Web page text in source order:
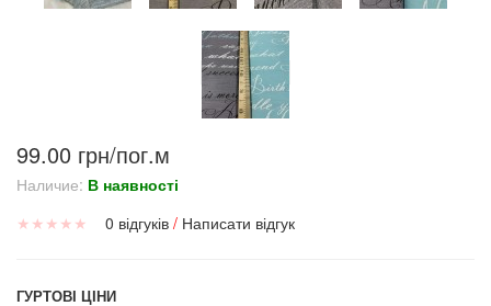
99.00 грн/пог.м
Наличие: В наявності
★ ★ ★ ★ ★ 0 відгуків / Написати відгук
ГУРТОВІ ЦІНИ